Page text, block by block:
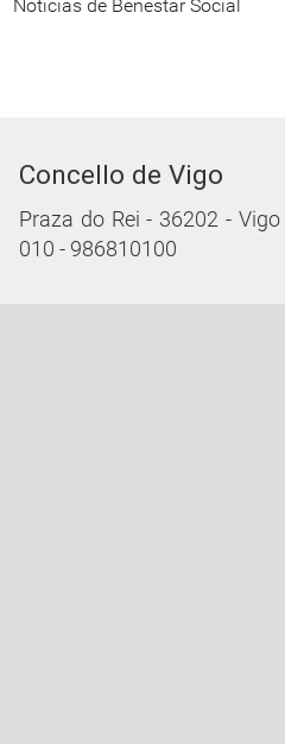
Noticias de Benestar Social
Concello de Vigo
Praza do Rei - 36202 -
010 - 986810100